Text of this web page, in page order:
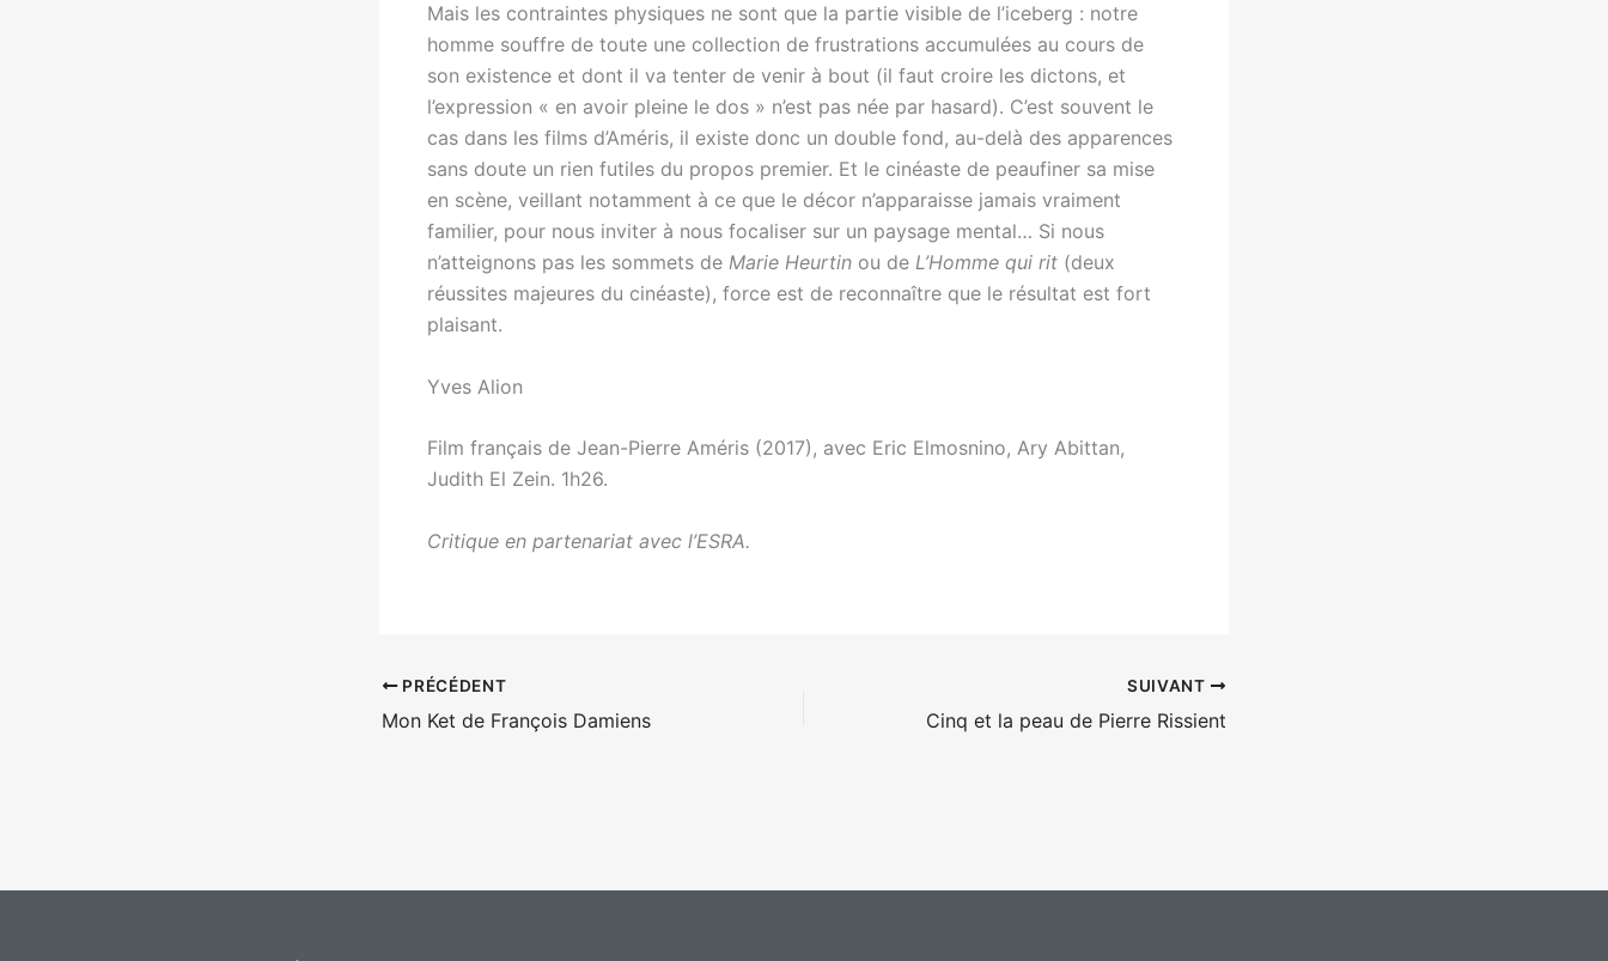
Mais les contraintes physiques ne sont que la partie visible de l’iceberg : notre
homme souffre de toute une collection de frustrations accumulées au cours de
son existence et dont il va tenter de venir à bout (il faut croire les dictons, et
l’expression « en avoir pleine le dos » n’est pas née par hasard). C’est souvent le
cas dans les films d’Améris, il existe donc un double fond, au-delà des apparences
sans doute un rien futiles du propos premier. Et le cinéaste de peaufiner sa mise
en scène, veillant notamment à ce que le décor n’apparaisse jamais vraiment
familier, pour nous inviter à nous focaliser sur un paysage mental… Si nous
n’atteignons pas les sommets de Marie Heurtin ou de L’Homme qui rit (deux
réussites majeures du cinéaste), force est de reconnaître que le résultat est fort
plaisant.
Yves Alion
Film français de Jean-Pierre Améris (2017), avec Eric Elmosnino, Ary Abittan,
Judith El Zein. 1h26.
Critique en partenariat avec l’ESRA.
PRÉCÉDENT
Mon Ket de François Damiens
SUIVANT
Cinq et la peau de Pierre Rissient